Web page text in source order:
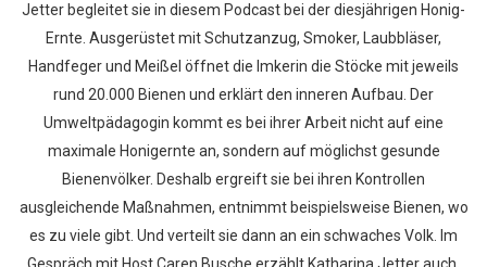
Jetter begleitet sie in diesem Podcast bei der diesjährigen Honig-
Ernte. Ausgerüstet mit Schutzanzug, Smoker, Laubbläser,
Handfeger und Meißel öffnet die Imkerin die Stöcke mit jeweils
rund 20.000 Bienen und erklärt den inneren Aufbau. Der
Umweltpädagogin kommt es bei ihrer Arbeit nicht auf eine
maximale Honigernte an, sondern auf möglichst gesunde
Bienenvölker. Deshalb ergreift sie bei ihren Kontrollen
ausgleichende Maßnahmen, entnimmt beispielsweise Bienen, wo
es zu viele gibt. Und verteilt sie dann an ein schwaches Volk. Im